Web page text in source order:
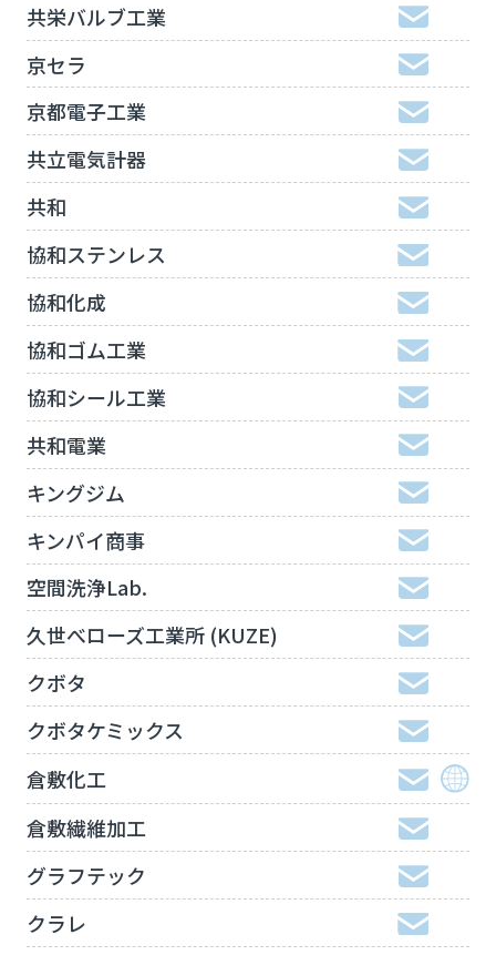
共栄バルブ工業
京セラ
京都電子工業
共立電気計器
共和
協和ステンレス
協和化成
協和ゴム工業
協和シール工業
共和電業
キングジム
キンパイ商事
空間洗浄Lab.
久世べローズ工業所 (KUZE)
クボタ
クボタケミックス
倉敷化工
倉敷繊維加工
グラフテック
クラレ